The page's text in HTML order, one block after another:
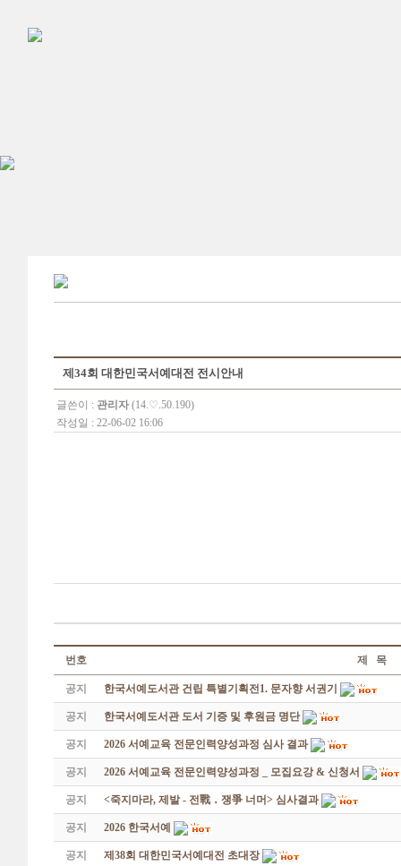
제34회 대한민국서예대전 전시안내
글쓴이 : 관리자 (14.♡.50.190)
작성일 : 22-06-02 16:06
번호 제 목
공지 한국서예도서관 건립 특별기획전1. 문자향 서권기
공지 한국서예도서관 도서 기증 및 후원금 명단
공지 2026 서예교육 전문인력양성과정 심사 결과
공지 2026 서예교육 전문인력양성과정 _ 모집요강 & 신청서
공지 <죽지마라, 제발 - 전戰 ․ 쟁爭 너머> 심사결과
공지 2026 한국서예
공지 제38회 대한민국서예대전 초대장